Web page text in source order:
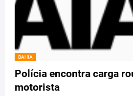
BAHIA
Polícia encontra carga
motorista